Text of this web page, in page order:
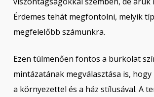
Érdemes tehát megfontolni, melyik
megfelelőbb számunkra.
Ezen túlmenően fontos a burkolat
mintázatának megválasztása is,
a környezettel és a ház stílusával. A